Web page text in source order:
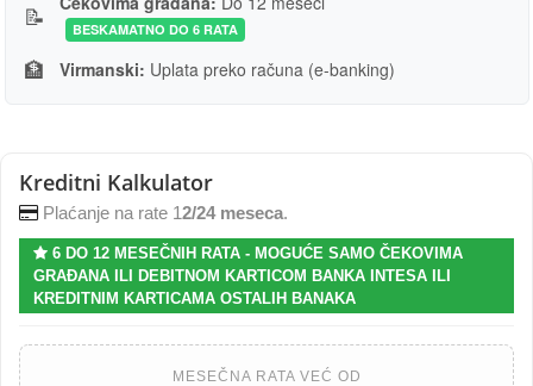
📝 BESKAMATNO DO 6 RATA
🏦 Virmanski: Uplata preko računa (e-banking)
Kreditni Kalkulator
Plaćanje na rate 12/24 meseca.
6 DO 12 MESEČNIH RATA - MOGUĆE SAMO ČEKOVIMA
GRAĐANA ILI DEBITNOM KARTICOM BANKA INTESA ILI
KREDITNIM KARTICAMA OSTALIH BANAKA
MESEČNA RATA VEĆ OD